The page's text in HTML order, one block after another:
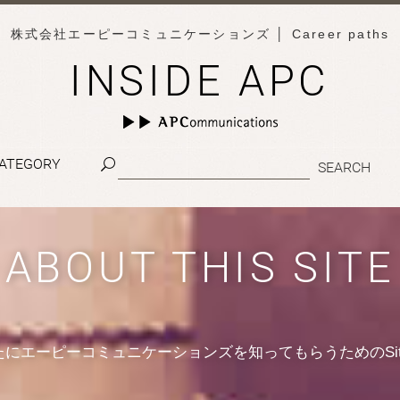
株式会社エーピーコミュニケーションズ │ Career paths
INSIDE APC
ABOUT THIS SITE
にエーピーコミュニケーションズを知ってもらうための